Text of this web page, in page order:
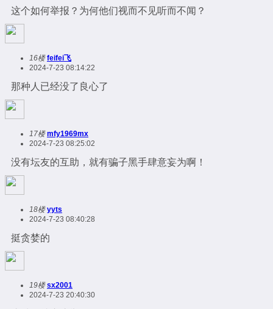
这个如何举报？为何他们视而不见听而不闻？
16楼 feifei飞
2024-7-23 08:14:22
那种人已经没了良心了
17楼 mfy1969mx
2024-7-23 08:25:02
没有坛友的互助，就有骗子黑手肆意妄为啊！
18楼 yyts
2024-7-23 08:40:28
挺贪婪的
19楼 sx2001
2024-7-23 20:40:30